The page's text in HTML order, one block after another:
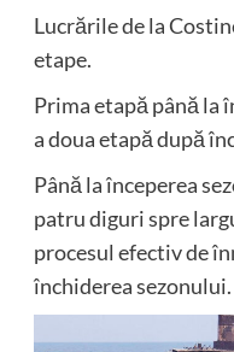
Lucrările de la
etape.
Prima etapă până la
a doua etapă după
Până la începerea
patru diguri spre
procesul efectiv de
închiderea sezonului.